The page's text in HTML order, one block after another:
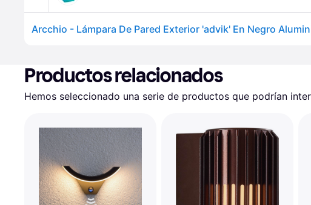
Arcchio - Lámpara De Pared Exterior 'advik' En Negro
Productos relacionados
Hemos seleccionado una serie de productos que podrían